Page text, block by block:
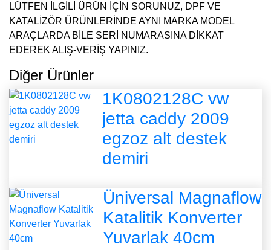
LÜTFEN İLGİLİ ÜRÜN İÇİN SORUNUZ, DPF VE
KATALİZÖR ÜRÜNLERİNDE AYNI MARKA MODEL
ARAÇLARDA BİLE SERİ NUMARASINA DİKKAT
EDEREK ALIŞ-VERİŞ YAPINIZ.
Diğer Ürünler
1K0802128C vw
jetta caddy 2009
egzoz alt destek
demiri
Üniversal Magnaflow
Katalitik Konverter
Yuvarlak 40cm